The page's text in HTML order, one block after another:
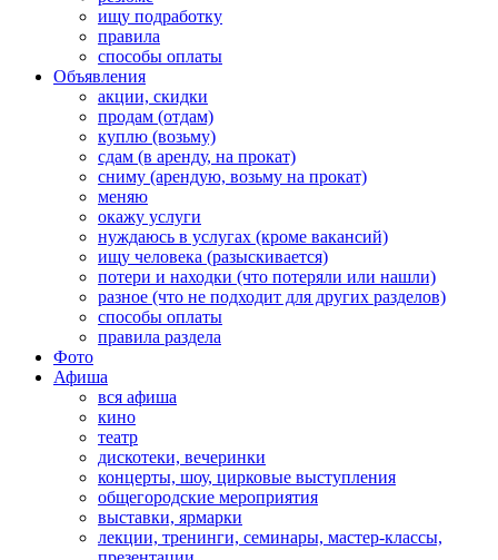
ищу подработку
правила
способы оплаты
Объявления
акции, скидки
продам (отдам)
куплю (возьму)
сдам (в аренду, на прокат)
сниму (арендую, возьму на прокат)
меняю
окажу услуги
нуждаюсь в услугах (кроме вакансий)
ищу человека (разыскивается)
потери и находки (что потеряли или нашли)
разное (что не подходит для других разделов)
способы оплаты
правила раздела
Фото
Афиша
вся афиша
кино
театр
дискотеки, вечеринки
концерты, шоу, цирковые выступления
общегородские мероприятия
выставки, ярмарки
лекции, тренинги, семинары, мастер-классы,